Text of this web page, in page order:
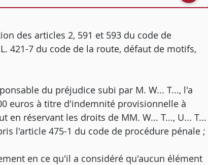
des articles 2, 591 et 593 du code de
421-7 du code de la route, défaut de motifs,
du préjudice subi par M. W... T..., l'a
euros à titre d'indemnité provisionnelle à
réservant les droits de MM. W... T..., U... T...
l'article 475-1 du code de procédure pénale ;
en ce qu'il a considéré qu'aucun élément